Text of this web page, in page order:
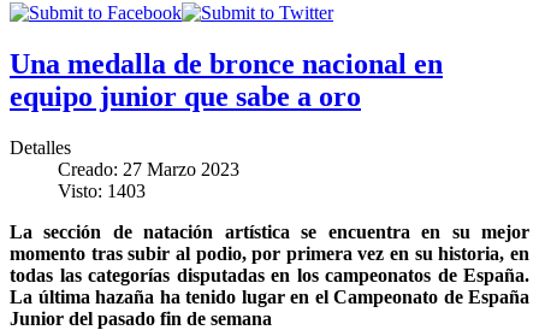
Una medalla de bronce nacional en
equipo junior que sabe a oro
Detalles
Creado: 27 Marzo 2023
Visto: 1403
La sección de natación artística se encuentra en su mejor
momento tras subir al podio, por primera vez en su historia, en
todas las categorías disputadas en los campeonatos de España.
La última hazaña ha tenido lugar en el Campeonato de España
Junior del pasado fin de semana